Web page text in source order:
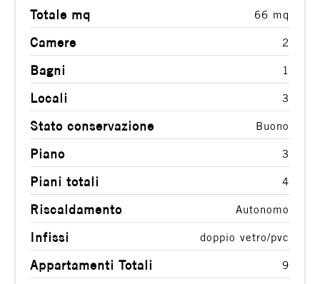
Totale mq 66 mq
Camere 2
Bagni 1
Locali 3
Stato conservazione Buono
Piano 3
Piani totali 4
Riscaldamento Autonomo
Infissi doppio vetro/pvc
Appartamenti Totali 9
Qualsiasi
1
2
3
4
5